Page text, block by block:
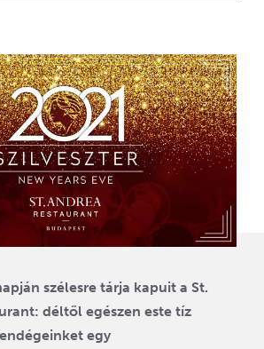
szélesre tárja kapuit a St.
déltől egészen este tíz
egy